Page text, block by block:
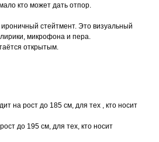
кто может дать отпор.
стейтмент. Это визуальный
лирики, микрофона и пера.
открытым.
на рост до 185 см, для тех , кто носит
до 195 см, для тех, кто носит